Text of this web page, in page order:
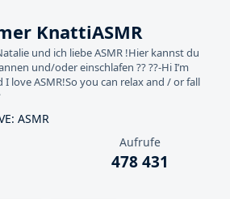
KnattiASMR
und ich liebe ASMR !Hier kannst du
und/oder einschlafen ?? ??-Hi I’m
I love ASMR!So you can relax and / or fall
ASMR
Aufrufe
478 431